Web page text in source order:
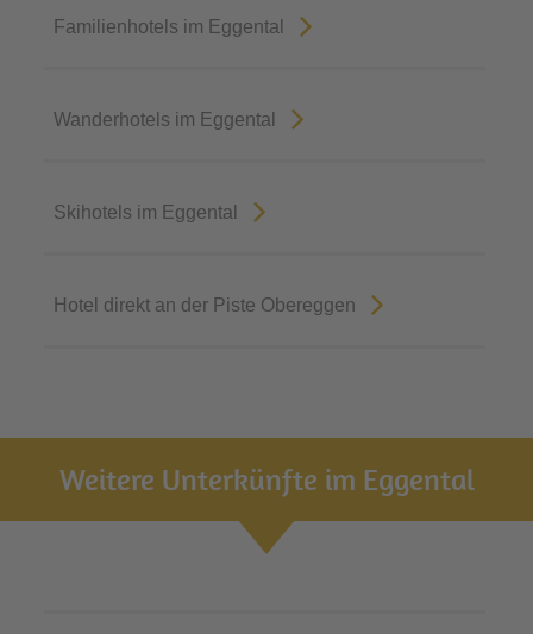
Familienhotels im Eggental
Wanderhotels im Eggental
Skihotels im Eggental
Hotel direkt an der Piste Obereggen
Weitere Unterkünfte im Eggental